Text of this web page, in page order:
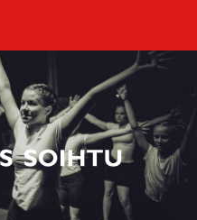
Imatran Nuorisosirkusyhdistys ry